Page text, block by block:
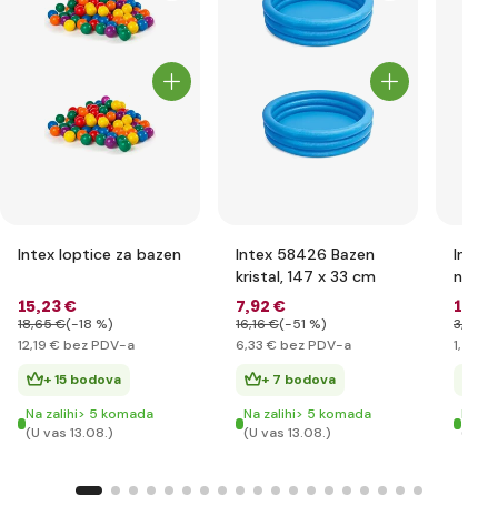
Intex loptice za bazen
15,23 €
18,65 €(-18 %)
12,19 € bez PDV-a
+ 15 bodova
Na zalihi> 5 komada
(U vas 13.08.)
Intex 58426 Bazen
kristal, 147 x 33 cm
7,92 €
16,16 €(-51 %)
6,33 € bez PDV-a
+ 7 bodova
Na zalihi> 5 komada
(U vas 13.08.)
Intex
1
3,02 €
1,46 €
Na
(U